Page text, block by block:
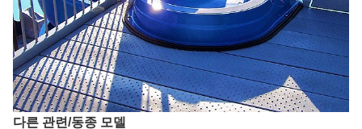
다른 관련/동종 모델